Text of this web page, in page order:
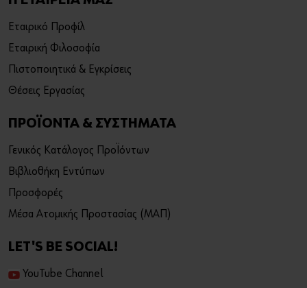
Εταιρικό Προφίλ
Εταιρική Φιλοσοφία
Πιστοποιητικά & Εγκρίσεις
Θέσεις Εργασίας
ΠΡΟΪΟΝΤΑ & ΣΥΣΤΗΜΑΤΑ
Γενικός Κατάλογος Προϊόντων
Βιβλιοθήκη Εντύπων
Προσφορές
Μέσα Ατομικής Προστασίας (ΜΑΠ)
LET'S BE SOCIAL!
YouTube Channel